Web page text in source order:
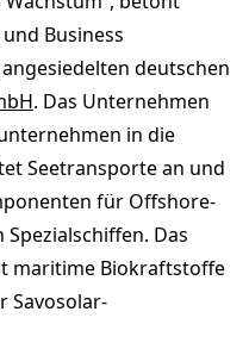
Business
deutschen
. Das Unternehmen
in die
Seetransporte an und
für Offshore-
Das
maritime Biokraftstoffe
Savosolar-